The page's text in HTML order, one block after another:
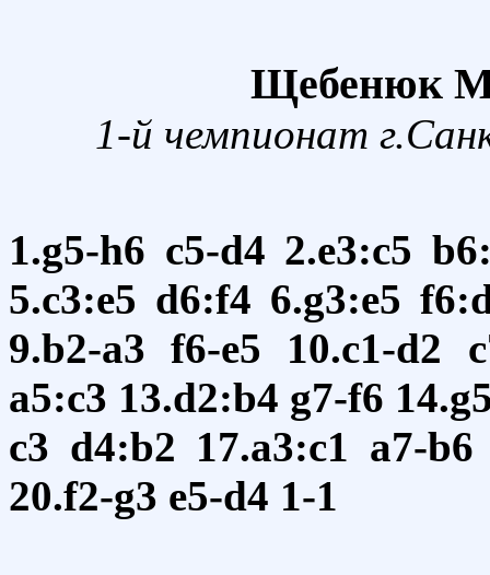
Щебенюк
1-й чемпионат
1.g5-h6 c5-d4 2.e3:c5
5.c3:e5 d6:f4 6.g3:e5
9.b2-a3 f6-e5 10.c1-d2
a5:c3 13.d2:b4 g7-f6
c3 d4:b2 17.a3:c1 a7-b6
20.f2-g3 e5-d4 1-1